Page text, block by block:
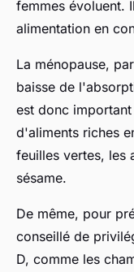
femmes évoluent.
alimentation en
La ménopause,
baisse de
est donc
d'aliments riches
feuilles vertes, les
sésame.
De même, pour
conseillé de
D, comme les